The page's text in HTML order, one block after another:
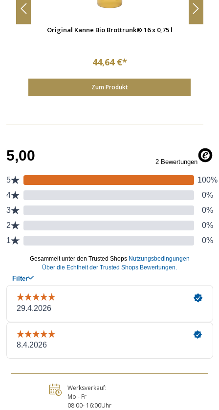
Original Kanne Bio Brottrunk® 16 x 0,75 l
44,64 €*
Zum Produkt
Werksverkauf:
Mo - Fr
08:00- 16:00Uhr